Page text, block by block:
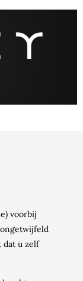
voorbij
dat u zelf